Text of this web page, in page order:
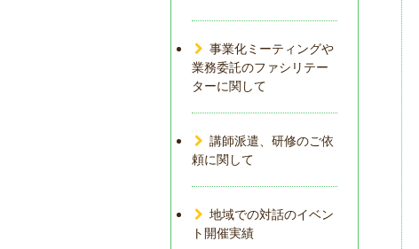
事業化ミーティングや
業務委託のファシリテー
ターに関して
講師派遣、研修のご依
頼に関して
地域での対話のイベン
ト開催実績